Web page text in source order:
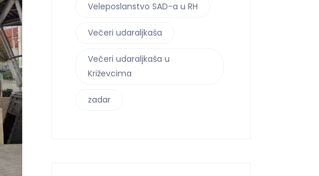
Veleposlanstvo SAD-a u RH
Večeri udaraljkaša
Večeri udaraljkaša u
Križevcima
zadar